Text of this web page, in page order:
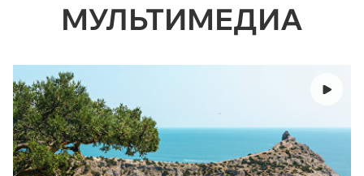
МУЛЬТИМЕДИА